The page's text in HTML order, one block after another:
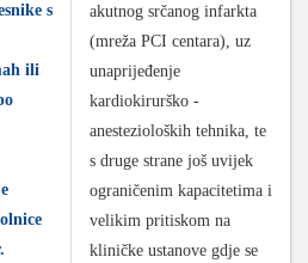
s
ili
akutnog srčanog infarkta
(mreža PCI centara), uz
unaprijeđenje
kardiokirurško -
anestezioloških tehnika, te
s druge strane još uvijek
ograničenim kapacitetima i
velikim pritiskom na
kliničke ustanove gdje se